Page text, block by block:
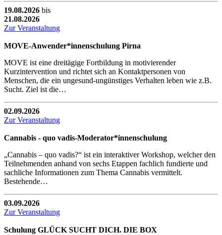
19.08.2026 bis
21.08.2026
Zur Veranstaltung
MOVE-Anwender*innenschulung Pirna
MOVE ist eine dreitägige Fortbildung in motivierender
Kurzintervention und richtet sich an Kontaktpersonen von
Menschen, die ein ungesund-ungünstiges Verhalten leben wie z.B.
Sucht. Ziel ist die…
02.09.2026
Zur Veranstaltung
Cannabis - quo vadis-Moderator*innenschulung
„Cannabis – quo vadis?“ ist ein interaktiver Workshop, welcher den
Teilnehmenden anhand von sechs Etappen fachlich fundierte und
sachliche Informationen zum Thema Cannabis vermittelt.
Bestehende…
03.09.2026
Zur Veranstaltung
Schulung GLÜCK SUCHT DICH. DIE BOX